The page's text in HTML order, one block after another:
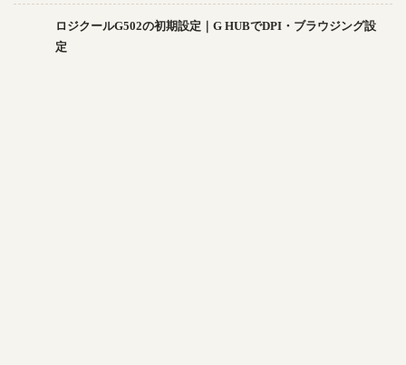
ロジクールG502の初期設定｜G HUBでDPI・ブラウジング設
定